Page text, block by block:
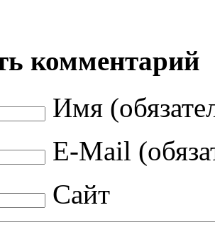
комментарий
Имя
E-Mail
Сайт